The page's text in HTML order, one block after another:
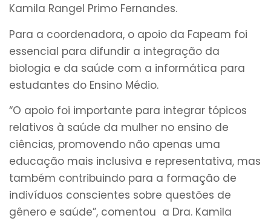
Kamila Rangel Primo Fernandes.
Para a coordenadora, o apoio da Fapeam foi
essencial para difundir a integração da
biologia e da saúde com a informática para
estudantes do Ensino Médio.
“O apoio foi importante para integrar tópicos
relativos à saúde da mulher no ensino de
ciências, promovendo não apenas uma
educação mais inclusiva e representativa, mas
também contribuindo para a formação de
indivíduos conscientes sobre questões de
gênero e saúde”, comentou a Dra. Kamila